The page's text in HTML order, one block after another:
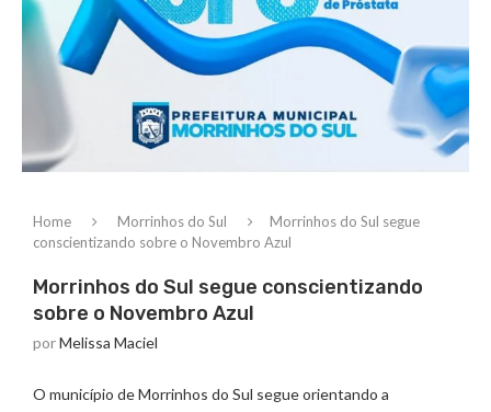
Home Morrinhos do Sul
Morrinhos do Sul segue
conscientizando sobre o Novembro Azul
Morrinhos do Sul segue conscientizando
sobre o Novembro Azul
porMelissa Maciel
O município de Morrinhos do Sul segue orientando a